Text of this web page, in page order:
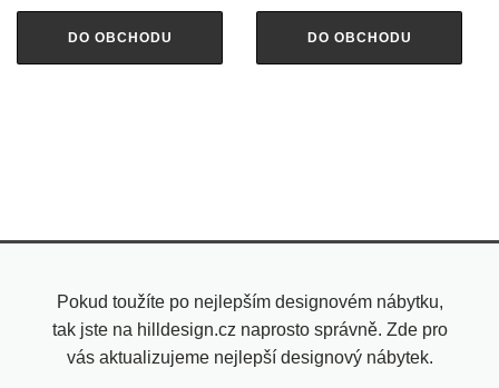
DO OBCHODU DO OBCHODU
Pokud toužíte po nejlepším designovém nábytku,
tak jste na hilldesign.cz naprosto správně. Zde pro
vás aktualizujeme nejlepší designový nábytek.